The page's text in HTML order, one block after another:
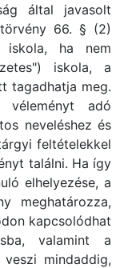
által javasolt
66. § (2)
iskola, ha nem
iskola, a
tagadhatja meg.
adó
neveléshez és
feltételekkel
találni. Ha így
elhelyezése, a
meghatározza,
kapcsolódhat
valamint a
mindaddig,